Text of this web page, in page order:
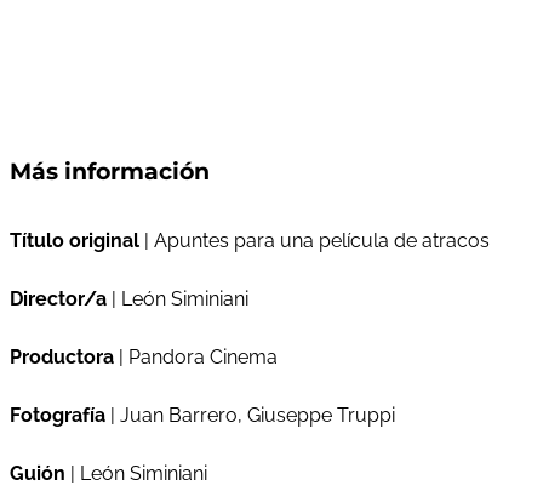
Más información
Título original | Apuntes para una película de atracos
Director/a | León Siminiani
Productora | Pandora Cinema
Fotografía | Juan Barrero, Giuseppe Truppi
Guión | León Siminiani